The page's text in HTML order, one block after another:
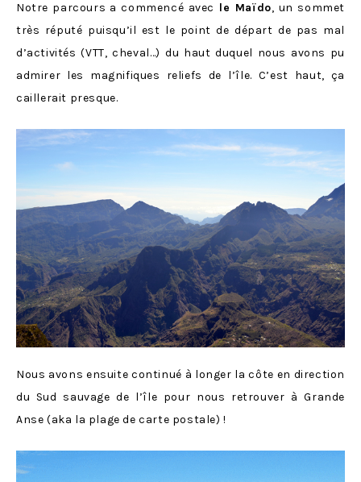
Notre parcours a commencé avec le Maïdo, un sommet
très réputé puisqu’il est le point de départ de pas mal
d’activités (VTT, cheval…) du haut duquel nous avons pu
admirer les magnifiques reliefs de l’île. C’est haut, ça
caillerait presque.
Nous avons ensuite continué à longer la côte en direction
du Sud sauvage de l’île pour nous retrouver à Grande
Anse (aka la plage de carte postale) !